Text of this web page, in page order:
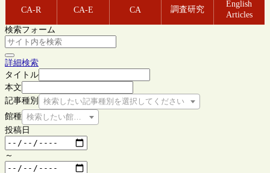
CA-R CA-E CA 調査研究
English
Articles
検索フォーム
詳細検索
タイトル
本文
記事種別
検索したい記事種別を選択してください
館種 検索したい館種を選択してください
投稿日
～